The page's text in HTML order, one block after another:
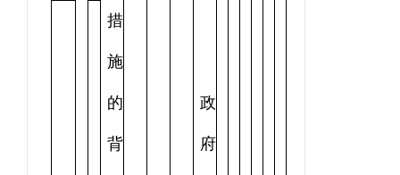
措
施
的
背
政
府